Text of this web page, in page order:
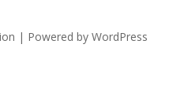
| Powered by WordPress